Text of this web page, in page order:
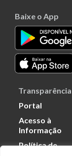
Baixe o App
Transparência
Portal
Acesso à
Informação
Política de